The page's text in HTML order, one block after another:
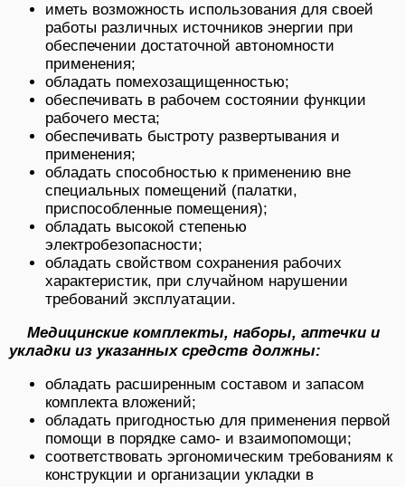
иметь возможность использования для своей
работы различных источников энергии при
обеспечении достаточной автономности
применения;
обладать помехозащищенностью;
обеспечивать в рабочем состоянии функции
рабочего места;
обеспечивать быстроту развертывания и
применения;
обладать способностью к применению вне
специальных помещений (палатки,
приспособленные помещения);
обладать высокой степенью
электробезопасности;
обладать свойством сохранения рабочих
характеристик, при случайном нарушении
требований эксплуатации.
Медицинские комплекты, наборы, аптечки и
укладки из указанных средств должны:
обладать расширенным составом и запасом
комплекта вложений;
обладать пригодностью для применения первой
помощи в порядке само- и взаимопомощи;
соответствовать эргономическим требованиям к
конструкции и организации укладки в